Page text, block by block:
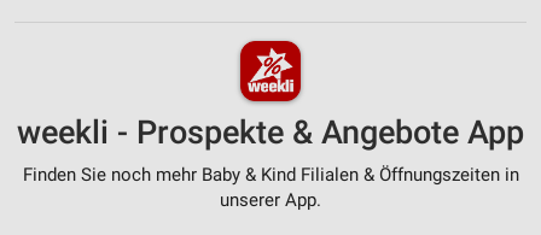
weekli - Prospekte & Angebote App
Finden Sie noch mehr Baby & Kind Filialen & Öffnungszeiten in
unserer App.